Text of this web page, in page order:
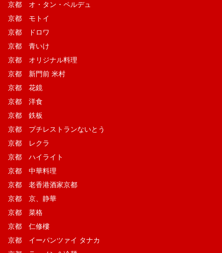
京都 オ・タン・ペルデュ
京都 モトイ
京都 ドロワ
京都 青いけ
京都 オリジナル料理
京都 新門前 米村
京都 花鏡
京都 洋食
京都 鉄板
京都 プチレストランないとう
京都 レクラ
京都 ハイライト
京都 中華料理
京都 老香港酒家京都
京都 京、静華
京都 菜格
京都 仁修樓
京都 イーパンツァイ タナカ